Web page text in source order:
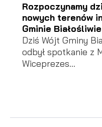
Rozpoczynamy
nowych terenów
Gminie Białośliwie
Dziś Wójt Gminy
odbył spotkanie z
Wiceprezes...